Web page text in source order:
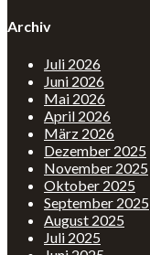
Archiv
Juli 2026
Juni 2026
Mai 2026
April 2026
März 2026
Dezember 2025
November 2025
Oktober 2025
September 2025
August 2025
Juli 2025